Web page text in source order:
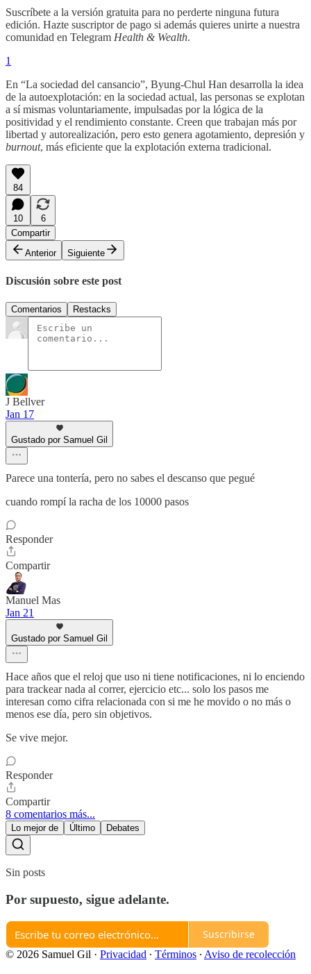
Suscríbete a la versión gratuita para no perderte ninguna futura
edición. Hazte suscriptor de pago si además quieres unirte a nuestra
comunidad en Telegram Health & Wealth.
1
En “La sociedad del cansancio”, Byung-Chul Han desarrolla la idea
de la autoexplotación: en la sociedad actual, las personas se explotan
a sí mismas voluntariamente, impulsadas por la lógica de la
positividad y el rendimiento constante. Creen que trabajan más por
libertad y autorealización, pero esto genera agotamiento, depresión y
burnout, más eficiente que la explotación externa tradicional.
84
10
6
Compartir
Anterior
Siguiente
Discusión sobre este post
Comentarios Restacks
J Bellver
Jan 17
Gustado por Samuel Gil
Parece una tontería, pero no sabes el descanso que pegué
cuando rompí la racha de los 10000 pasos
Responder
Compartir
Manuel Mas
Jan 21
Gustado por Samuel Gil
Hace años que el reloj que uso ni tiene notificaciones, ni lo enciendo
para trackear nada al correr, ejercicio etc... solo los pasos me
interesan como cifra relacionada con si me he movido o no más o
menos ese día, pero sin objetivos.
Se vive mejor.
Responder
Compartir
8 comentarios más...
Lo mejor de Último Debates
Sin posts
Por supuesto, sigue adelante.
Suscribirse
© 2026 Samuel Gil · Privacidad ∙ Términos ∙ Aviso de recolección